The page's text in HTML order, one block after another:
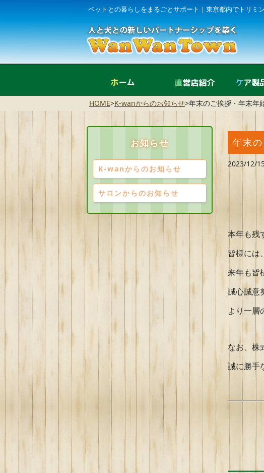
ペットとの暮らしをまるごとサポート｜東京都内でトリミ
ホーム 直営店紹
HOME>K-wanからのお知らせ>年末のご挨拶・年末年
年末
2023/12/
本年も残
皆様には
来年も皆
誠心誠意
より一層
なお、株
誠に勝手
お知らせ
K-wanからのお知らせ
サロンからのお知らせ